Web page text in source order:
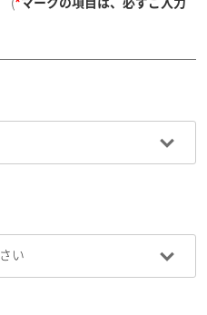
(*マークの項目は、必ずご入力